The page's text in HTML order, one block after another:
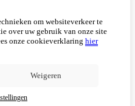
om websiteverkeer te
over uw gebruik van onze site
onze cookieverklaring hier
Weigeren